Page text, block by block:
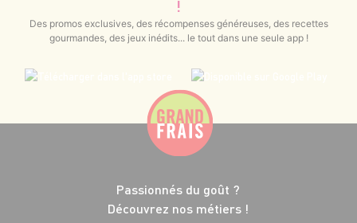
!
Des promos exclusives, des récompenses généreuses, des recettes
gourmandes, des jeux inédits... le tout dans une seule app !
Passionnés du goût ?
Découvrez nos métiers !